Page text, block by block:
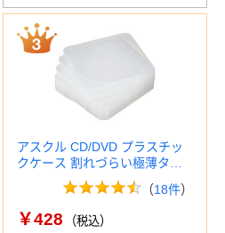
アスクル CD/DVD プラスチッ
クケース 割れづらい極薄タ…
（18件）
￥428 （税込）